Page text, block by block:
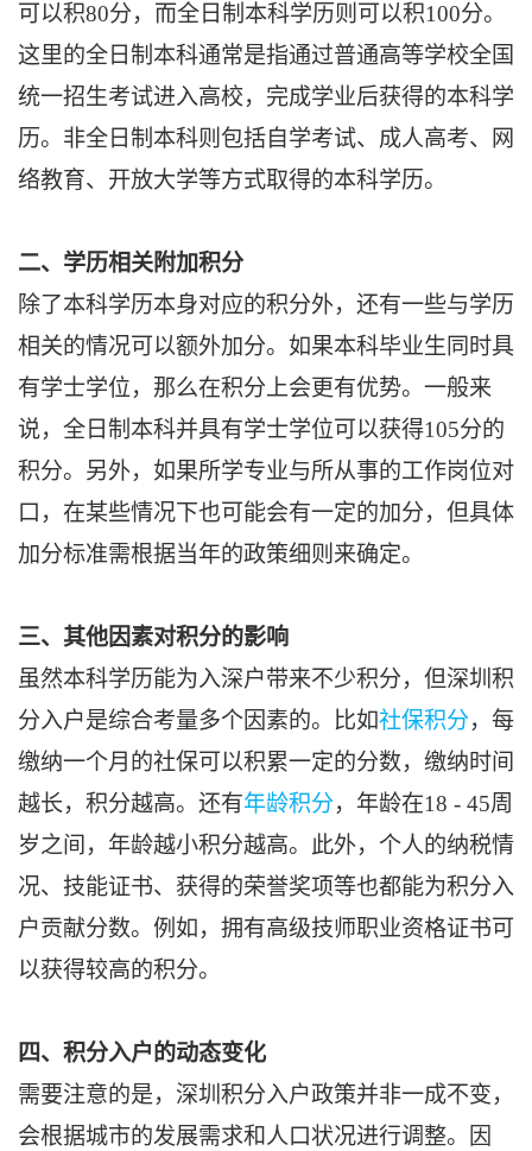
可以积80分，而全日制本科学历则可以积100分。
这里的全日制本科通常是指通过普通高等学校全国
统一招生考试进入高校，完成学业后获得的本科学
历。非全日制本科则包括自学考试、成人高考、网
络教育、开放大学等方式取得的本科学历。
二、学历相关附加积分
除了本科学历本身对应的积分外，还有一些与学历
相关的情况可以额外加分。如果本科毕业生同时具
有学士学位，那么在积分上会更有优势。一般来
说，全日制本科并具有学士学位可以获得105分的
积分。另外，如果所学专业与所从事的工作岗位对
口，在某些情况下也可能会有一定的加分，但具体
加分标准需根据当年的政策细则来确定。
三、其他因素对积分的影响
虽然本科学历能为入深户带来不少积分，但深圳积
分入户是综合考量多个因素的。比如社保积分，每
缴纳一个月的社保可以积累一定的分数，缴纳时间
越长，积分越高。还有年龄积分，年龄在18 - 45周
岁之间，年龄越小积分越高。此外，个人的纳税情
况、技能证书、获得的荣誉奖项等也都能为积分入
户贡献分数。例如，拥有高级技师职业资格证书可
以获得较高的积分。
四、积分入户的动态变化
需要注意的是，深圳积分入户政策并非一成不变，
会根据城市的发展需求和人口状况进行调整。因